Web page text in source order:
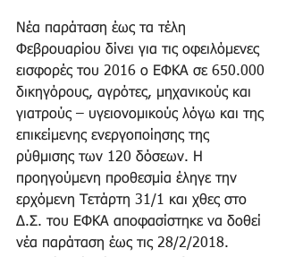
Νέα παράταση έως τα τέλη
Φεβρουαρίου δίνει για τις οφειλόμενες
εισφορές του 2016 ο ΕΦΚΑ σε 650.000
δικηγόρους, αγρότες, μηχανικούς και
γιατρούς – υγειονομικούς λόγω και της
επικείμενης ενεργοποίησης της
ρύθμισης των 120 δόσεων. Η
προηγούμενη προθεσμία έληγε την
ερχόμενη Τετάρτη 31/1 και χθες στο
Δ.Σ. του ΕΦΚΑ αποφασίστηκε να δοθεί
νέα παράταση έως τις 28/2/2018.